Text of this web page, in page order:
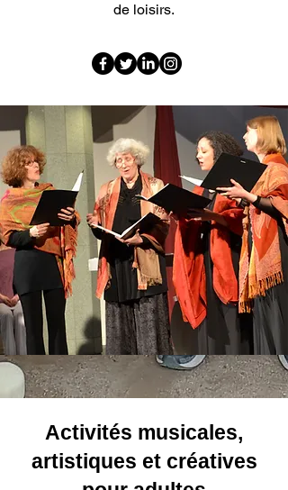
de loisirs.
Activités musicales,
artistiques et créatives